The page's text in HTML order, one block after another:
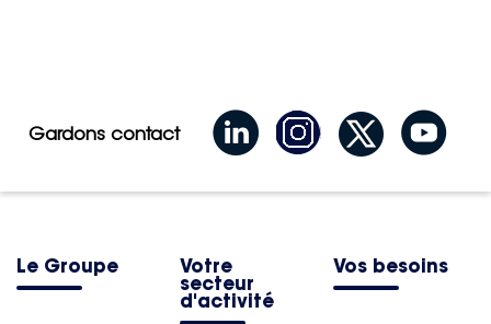
Gardons contact
Le Groupe Votre
secteur
d'activité
Vos besoins